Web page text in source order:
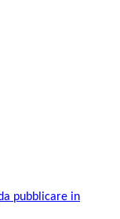
pubblicare in